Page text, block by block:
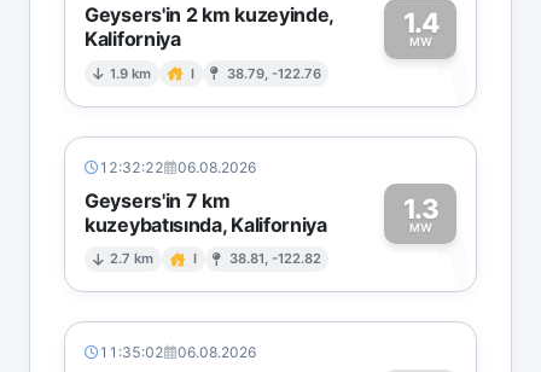
Geysers'in 2 km kuzeyinde,
Kaliforniya
1.9 km I 38.79, -122.76
1.4
MW1
12:32:22 06.08.2026
Geysers'in 7 km
kuzeybatısında, Kaliforniya
2.7 km I 38.81, -122.82
1.3
MW1
11:35:02 06.08.2026